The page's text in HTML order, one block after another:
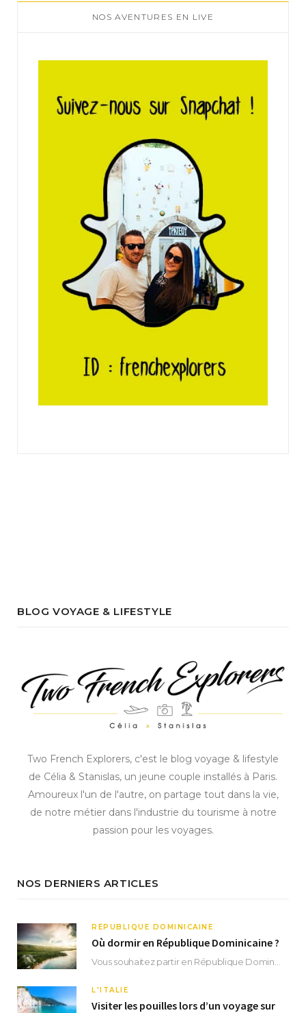
NOS AVENTURES EN LIVE
BLOG VOYAGE & LIFESTYLE
Two French Explorers, c'est le blog voyage & lifestyle
de Célia & Stanislas, un jeune couple installés à Paris.
Amoureux l'un de l'autre, on partage tout dans la vie,
de notre métier dans l'industrie du tourisme à notre
passion pour les voyages.
NOS DERNIERS ARTICLES
RÉPUBLIQUE DOMINICAINE
Où dormir en République Dominicaine ?
L'ITALIE
Visiter les pouilles lors d’un voyage sur